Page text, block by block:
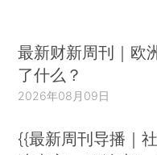
最新财新周刊｜欧
了什么？
2026年08月09日
{{最新周刊导播｜